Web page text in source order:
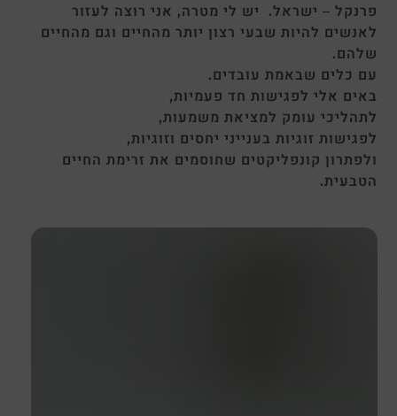
– ישראל. יש לי מטרה, אני רוצה לעזור
להיות שבעי רצון יותר מהחיים וגם מהחיים
שבאמת עובדים
אלי לפגישות חד פעמיות ,
עומק למציאת משמעות,
זוגיות בענייני יחסים וזוגיות,
קונפליקטים שחוסמים את זרימת החיים
.